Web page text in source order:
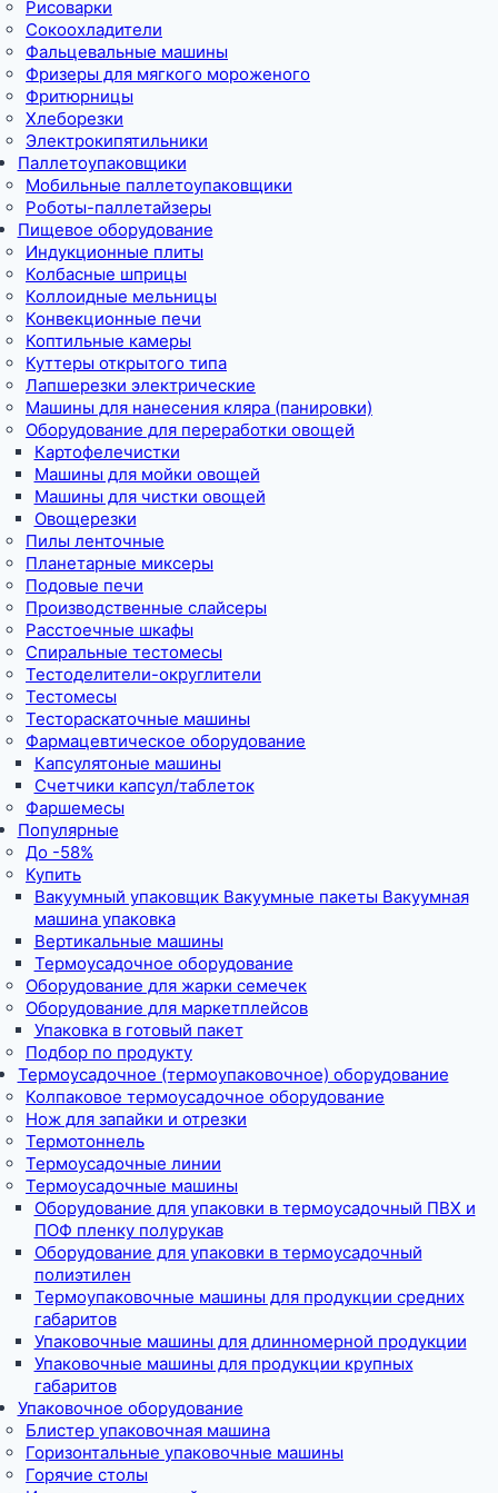
Рисоварки
Сокоохладители
Фальцевальные машины
Фризеры для мягкого мороженого
Фритюрницы
Хлеборезки
Электрокипятильники
Паллетоупаковщики
Мобильные паллетоупаковщики
Роботы-паллетайзеры
Пищевое оборудование
Индукционные плиты
Колбасные шприцы
Коллоидные мельницы
Конвекционные печи
Коптильные камеры
Куттеры открытого типа
Лапшерезки электрические
Машины для нанесения кляра (панировки)
Оборудование для переработки овощей
Картофелечистки
Машины для мойки овощей
Машины для чистки овощей
Овощерезки
Пилы ленточные
Планетарные миксеры
Подовые печи
Производственные слайсеры
Расстоечные шкафы
Спиральные тестомесы
Тестоделители-округлители
Тестомесы
Тестораскаточные машины
Фармацевтическое оборудование
Капсулятоные машины
Счетчики капсул/таблеток
Фаршемесы
Популярные
До -58%
Купить
Вакуумный упаковщик Вакуумные пакеты Вакуумная
машина упаковка
Вертикальные машины
Термоусадочное оборудование
Оборудование для жарки семечек
Оборудование для маркетплейсов
Упаковка в готовый пакет
Подбор по продукту
Термоусадочное (термоупаковочное) оборудование
Колпаковое термоусадочное оборудование
Нож для запайки и отрезки
Термотоннель
Термоусадочные линии
Термоусадочные машины
Оборудование для упаковки в термоусадочный ПВХ и
ПОФ пленку полурукав
Оборудование для упаковки в термоусадочный
полиэтилен
Термоупаковочные машины для продукции средних
габаритов
Упаковочные машины для длинномерной продукции
Упаковочные машины для продукции крупных
габаритов
Упаковочное оборудование
Блистер упаковочная машина
Горизонтальные упаковочные машины
Горячие столы